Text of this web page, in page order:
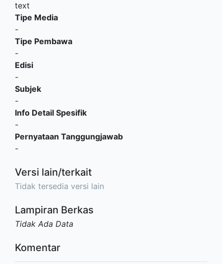
text
Tipe Media
-
Tipe Pembawa
-
Edisi
-
Subjek
-
Info Detail Spesifik
-
Pernyataan Tanggungjawab
-
Versi lain/terkait
Tidak tersedia versi lain
Lampiran Berkas
Tidak Ada Data
Komentar